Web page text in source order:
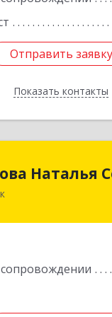
Отправить заявку
Показать контакты
Отправить заявку
Назад
Наталья